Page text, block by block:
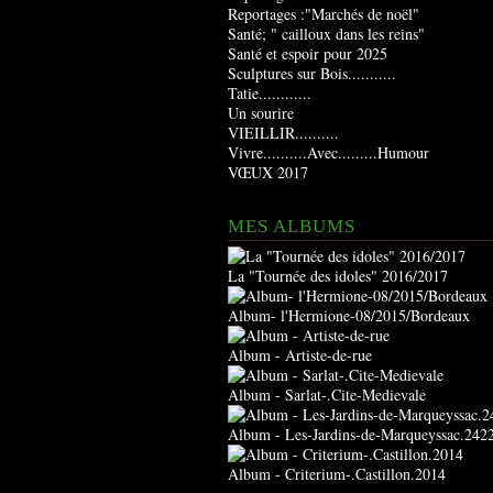
Reportages :"Marchés de noël"
Santé; " cailloux dans les reins"
Santé et espoir pour 2025
Sculptures sur Bois...........
Tatie............
Un sourire
VIEILLIR..........
Vivre..........Avec.........Humour
VŒUX 2017
MES ALBUMS
La "Tournée des idoles" 2016/2017
Album- l'Hermione-08/2015/Bordeaux
Album - Artiste-de-rue
Album - Sarlat-.Cite-Medievale
Album - Les-Jardins-de-
Album - Criterium-.Castillon.2014